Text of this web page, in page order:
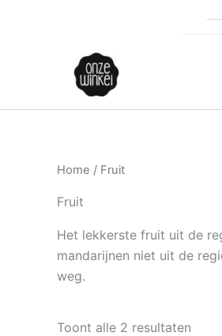
Home / Fruit
Fruit
Het lekkerste fruit uit de
mandarijnen niet uit de
weg.
Toont alle 2 resultaten